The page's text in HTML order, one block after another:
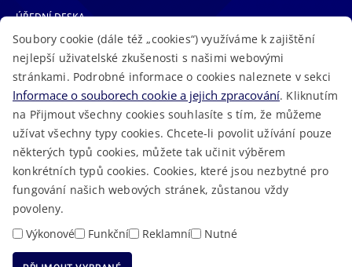
ÚŘEDNÍ DESKA
TELEFONNÍ SEZNAM
LÉKAŘSKÁ POHOTOVOST
VOLNÁ MÍSTA
AKTUALITY
2023 © Královéhradecký kraj • Vytvořeno vMacron Software
RSS Mapa stránek Cookies Prohlášení o přístupnosti
Soubory cookie (dále též „cookies“) využíváme k zajištění
nejlepší uživatelské zkušenosti s našimi webovými
stránkami. Podrobné informace o cookies naleznete v sekci
Informace o souborech cookie a jejich zpracování. Kliknutím
na Přijmout všechny cookies souhlasíte s tím, že můžeme
užívat všechny typy cookies. Chcete-li povolit užívání pouze
některých typů cookies, můžete tak učinit výběrem
konkrétních typů cookies. Cookies, které jsou nezbytné pro
fungování našich webových stránek, zůstanou vždy
povoleny.
Výkonové
Funkční Reklamní Nutné